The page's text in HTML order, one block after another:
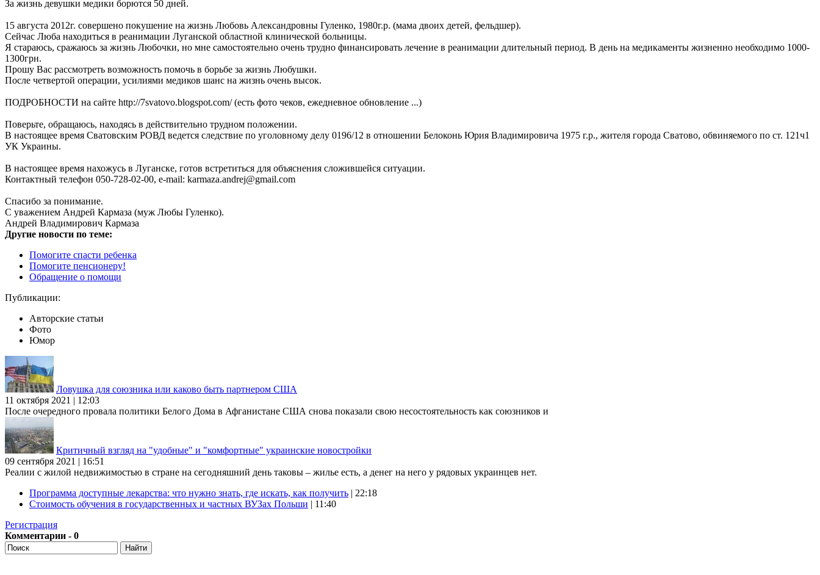
За жизнь девушки медики борются 50 дней.
15 августа 2012г. совершено покушение на жизнь Любовь Александровны Гуленко, 1980г.р. (мама двоих детей, фельдшер).
Сейчас Люба находиться в реанимации Луганской областной клинической больницы.
Я стараюсь, сражаюсь за жизнь Любочки, но мне самостоятельно очень трудно финансировать лечение в реанимации длительный период. В день на медикаменты жизненно необходимо 1000-
1300грн.
Прошу Вас рассмотреть возможность помочь в борьбе за жизнь Любушки.
После четвертой операции, усилиями медиков шанс на жизнь очень высок.
ПОДРОБНОСТИ на сайте http://7svatovo.blogspot.com/ (есть фото чеков, ежедневное обновление ...)
Поверьте, обращаюсь, находясь в действительно трудном положении.
В настоящее время Сватовским РОВД ведется следствие по уголовному делу 0196/12 в отношении Белоконь Юрия Владимировича 1975 г.р., жителя города Сватово, обвиняемого по ст. 121ч1
УК Украины.
В настоящее время нахожусь в Луганске, готов встретиться для объяснения сложившейся ситуации.
Контактный телефон 050-728-02-00, e-mail: karmaza.andrej@gmail.com
Спасибо за понимание.
С уважением Андрей Кармаза (муж Любы Гуленко).
Андрей Владимирович Кармаза
Другие новости по теме:
Помогите спасти ребенка
Помогите пенсионеру!
Обращение о помощи
Публикации:
Авторские статьи
Фото
Юмор
Ловушка для союзника или каково быть партнером США
11 октября 2021 | 12:03
После очередного провала политики Белого Дома в Афганистане США снова показали свою несостоятельность как союзников и
Критичный взгляд на "удобные" и "комфортные" украинские новостройки
09 сентября 2021 | 16:51
Реалии с жилой недвижимостью в стране на сегодняшний день таковы – жилье есть, а денег на него у рядовых украинцев нет.
Программа доступные лекарства: что нужно знать, где искать, как получить | 22:18
Стоимость обучения в государственных и частных ВУЗах Польши | 11:40
Регистрация
Комментарии - 0